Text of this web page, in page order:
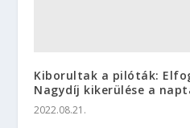
Kiborultak a pilóták:
Nagydíj kikerülése a
2022.08.21.